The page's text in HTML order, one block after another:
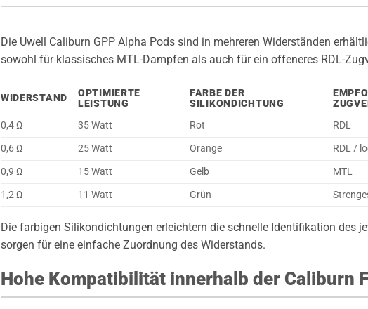
Die Uwell Caliburn GPP Alpha Pods sind in mehreren Widerständen
sowohl für klassisches MTL-Dampfen als auch für ein offeneres RDL-
WIDERSTAND
OPTIMIERTE
LEISTUNG
FARBE DER
SILIKONDICHTUNG
0,4 Ω
35 Watt Rot
RDL
0,6 Ω
25 Watt Orange
RDL /
0,9 Ω
15 Watt Gelb
MTL
1,2 Ω
11 Watt Grün
Die farbigen Silikondichtungen erleichtern die schnelle Identifikation des
sorgen für eine einfache Zuordnung des Widerstands.
Hohe Kompatibilität innerhalb der Caliburn